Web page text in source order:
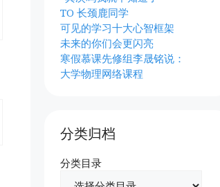
TO 长颈鹿同学
可见的学习十大心智框架
未来的你们会更闪亮
寒假慕课先修组李晟铭说：
大学物理网络课程
分类归档
分类目录